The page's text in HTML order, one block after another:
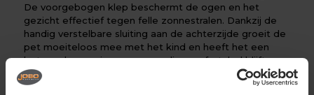
De voorgebogen klep beschermt de ogen en het
gezicht effectief tegen felle zonnestralen. Dankzij de
handig verstelbare sluiting aan de achterzijde groeit de
pet moeiteloos mee met het kind en heeft het een
betrouwbare unisex-pasvorm die comfortabel blijft
zitten zonder af te zakken. De omzoomde ventilatie-
oogjes aan de bovenzijde zorgen bovendien voor een